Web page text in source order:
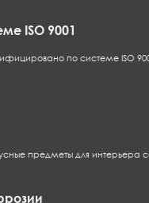
ISO 9001
по системе ISO
предметы для интерьера